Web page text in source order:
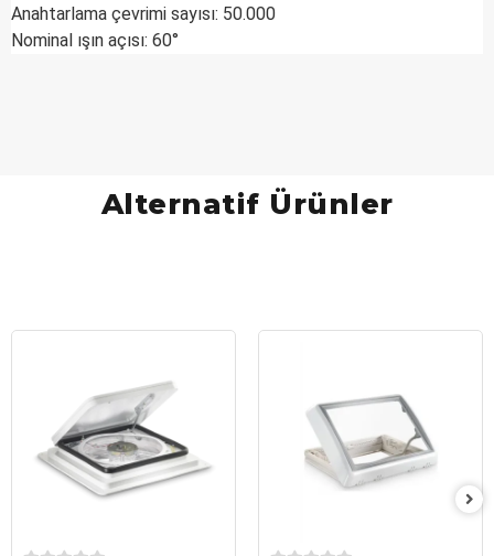
Anahtarlama çevrimi sayısı: 50.000
Nominal ışın açısı: 60°
Alternatif Ürünler